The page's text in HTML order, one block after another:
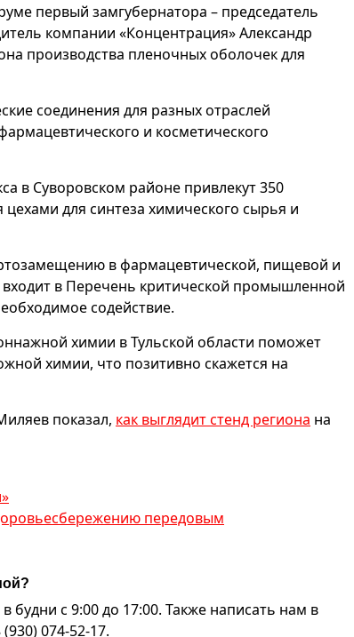
первый замгубернатора – председатель
компании «Концентрация» Александр
производства пленочных оболочек для
соединения для разных отраслей
и косметического
в Суворовском районе привлекут 350
для синтеза химического сырья и
в фармацевтической, пищевой и
в Перечень критической промышленной
содействие.
химии в Тульской области поможет
химии, что позитивно скажется на
показал, как выглядит стенд региона на
передовым
будни с 9:00 до 17:00. Также написать нам в
074-52-17.